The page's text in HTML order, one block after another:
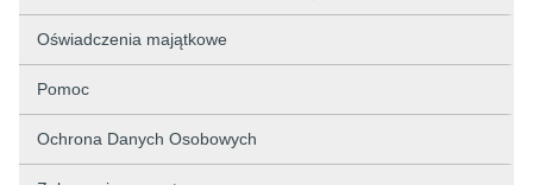
Oświadczenia majątkowe
Pomoc
Ochrona Danych Osobowych